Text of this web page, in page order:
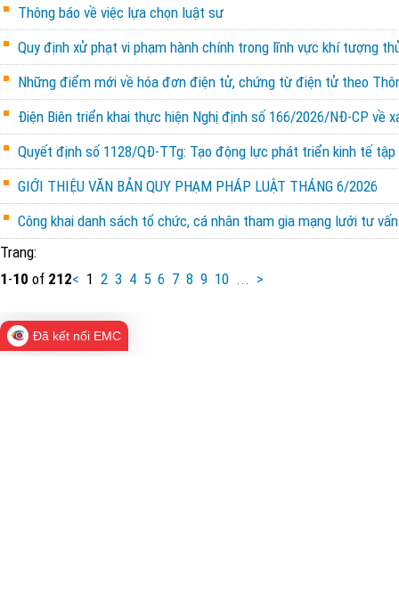
Thông báo về việc lựa chọn luật sư
Quy định xử phạt vi phạm hành chính trong lĩnh vực khí tượng
Những điểm mới về hóa đơn điện tử, chứng từ điện tử theo
Điện Biên triển khai thực hiện Nghị định số 166/2026/NĐ-CP về
Quyết định số 1128/QĐ-TTg: Tạo động lực phát triển kinh tế
GIỚI THIỆU VĂN BẢN QUY PHẠM PHÁP LUẬT THÁNG 6/2026
Công khai danh sách tổ chức, cá nhân tham gia mạng lưới tư
Trang:
1-10 of 212< 1 2 3 4 5 6 7 8 9 10 ... >
Đã kết nối EMC